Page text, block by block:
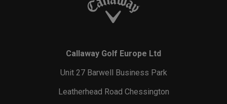
Callaway Golf Europe Ltd
Unit 27 Barwell Business Park
Leatherhead Road Chessington